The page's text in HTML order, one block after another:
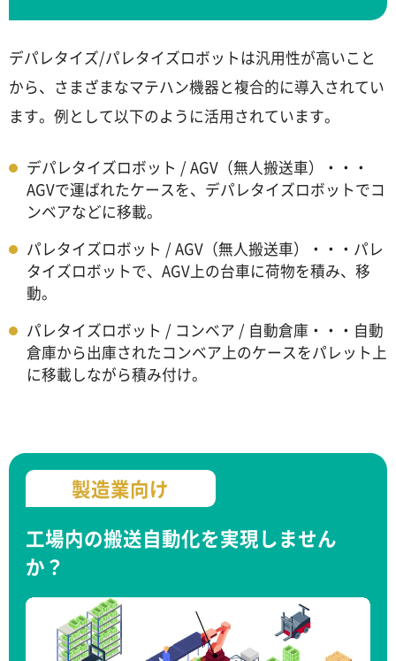
デパレタイズ/パレタイズロボットは汎用性が高いこと
から、さまざまなマテハン機器と複合的に導入されてい
ます。例として以下のように活用されています。
デパレタイズロボット / AGV（無人搬送車）・・・
AGVで運ばれたケースを、デパレタイズロボットでコ
ンベアなどに移載。
パレタイズロボット / AGV（無人搬送車）・・・パレ
タイズロボットで、AGV上の台車に荷物を積み、移
動。
パレタイズロボット / コンベア / 自動倉庫・・・自動
倉庫から出庫されたコンベア上のケースをパレット上
に移載しながら積み付け。
製造業向け
工場内の搬送自動化を実現しません
か？